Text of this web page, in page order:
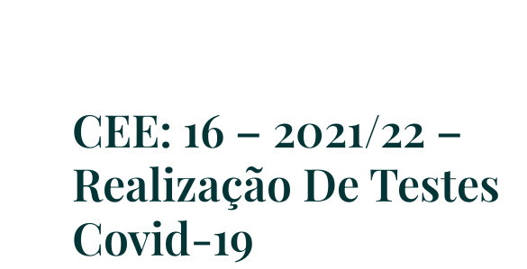
CEE: 16 – 2021/22 –
Realização De Testes
Covid-19